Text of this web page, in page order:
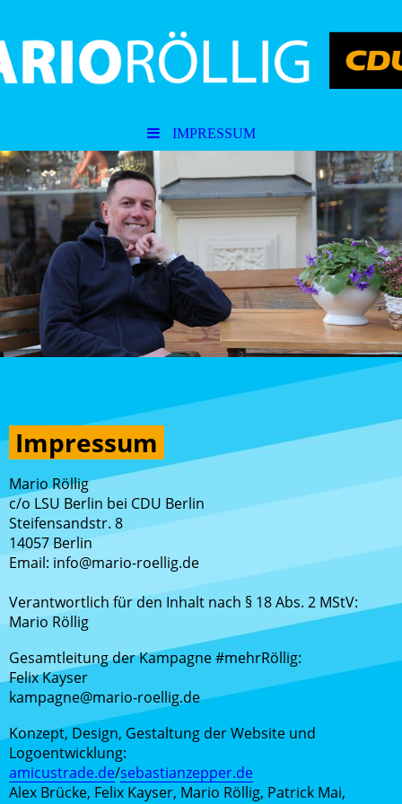
IMPRESSUM
Impressum
Mario Röllig
c/o LSU Berlin bei CDU Berlin
Steifensandstr. 8
14057 Berlin
Email: info@mario-roellig.de
Verantwortlich für den Inhalt nach § 18 Abs. 2 MStV:
Mario Röllig
Gesamtleitung der Kampagne #mehrRöllig:
Felix Kayser
kampagne@mario-roellig.de
Konzept, Design, Gestaltung der Website und
Logoentwicklung:
amicustrade.de/sebastianzepper.de
Alex Brücke, Felix Kayser, Mario Röllig, Patrick Mai,